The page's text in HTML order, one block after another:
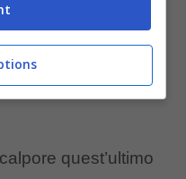
nuova proprietà (ansa
quest’ultimo